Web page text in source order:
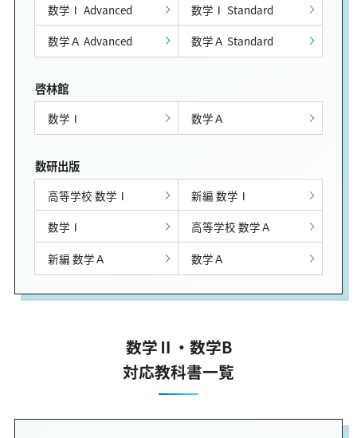
数学Ⅰ Advanced
数学Ⅰ Standard
数学Ａ Advanced
数学Ａ Standard
啓林館
数学Ⅰ 数学Ａ
数研出版
高等学校 数学Ⅰ
新編 数学Ⅰ
数学Ⅰ
高等学校 数学Ａ
新編 数学Ａ
数学Ａ
数学Ⅱ・数学B
対応教科書一覧